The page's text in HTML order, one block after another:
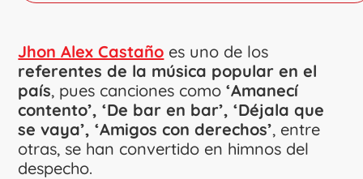
Jhon Alex Castaño es uno de los
referentes de la música popular en el
país, pues canciones como ‘Amanecí
contento’, ‘De bar en bar’, ‘Déjala que
se vaya’, ‘Amigos con derechos’, entre
otras, se han convertido en himnos del
despecho.